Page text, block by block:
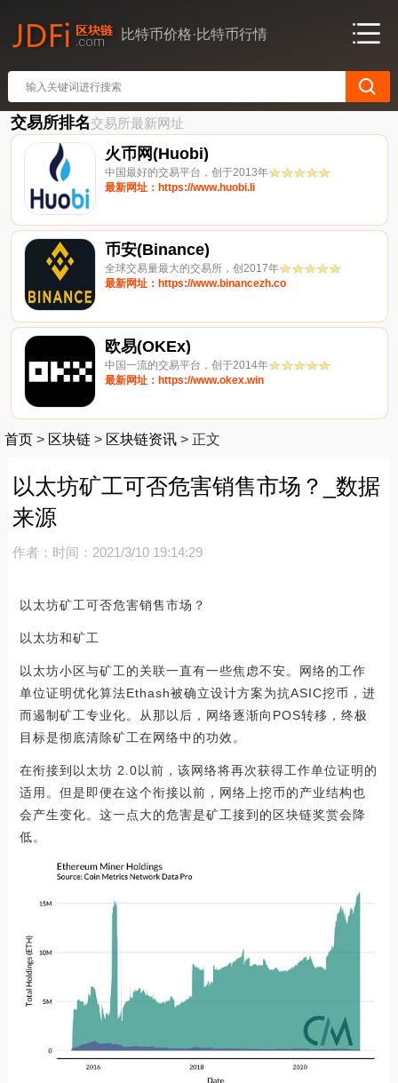
比特币价格·比特币行情
交易所排名交易所最新网址
火币网(Huobi)
中国最好的交易平台，创于2013年
最新网址：https://www.huobi.li
币安(Binance)
全球交易量最大的交易所，创2017年
最新网址：https://www.binancezh.co
欧易(OKEx)
中国一流的交易平台，创于2014年
最新网址：https://www.okex.win
首页 > 区块链 > 区块链资讯 > 正文
以太坊矿工可否危害销售市场？_数据
来源
作者： 时间：2021/3/10 19:14:29
以太坊矿工可否危害销售市场？
以太坊和矿工
以太坊小区与矿工的关联一直有一些焦虑不安。网络的工作
单位证明优化算法Ethash被确立设计方案为抗ASIC挖币，进
而遏制矿工专业化。从那以后，网络逐渐向POS转移，终极
目标是彻底清除矿工在网络中的功效。
在衔接到以太坊 2.0以前，该网络将再次获得工作单位证明的
适用。但是即便在这个衔接以前，网络上挖币的产业结构也
会产生变化。这一点大的危害是矿工接到的区块链奖赏会降
低。